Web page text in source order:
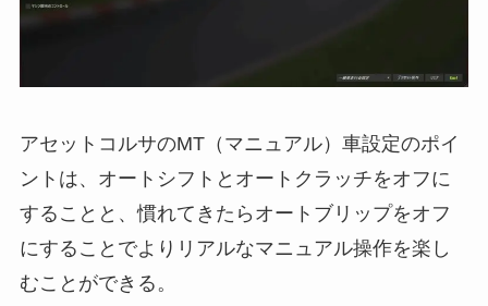
アセットコルサのMT（マニュアル）車設定のポイ
ントは、オートシフトとオートクラッチをオフに
することと、慣れてきたらオートブリップをオフ
にすることでよりリアルなマニュアル操作を楽し
むことができる。